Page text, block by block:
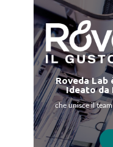
Roveda Lab
Ideato da
che unisce il